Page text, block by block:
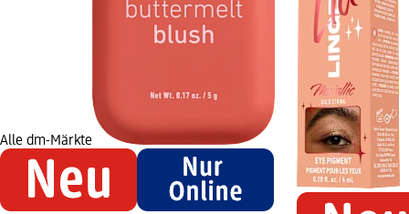
Alle dm-Märkte